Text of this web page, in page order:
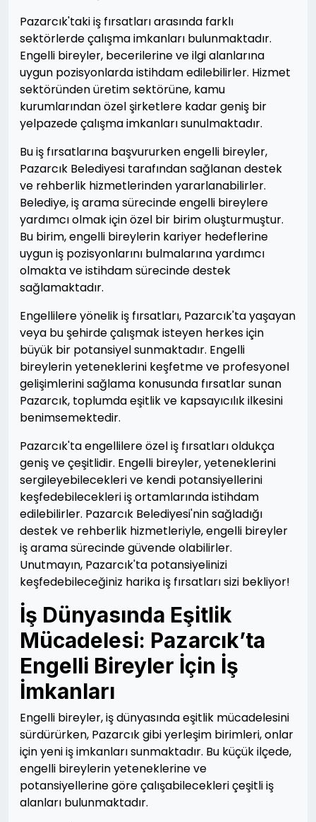
Pazarcık'taki iş fırsatları arasında farklı
sektörlerde çalışma imkanları bulunmaktadır.
Engelli bireyler, becerilerine ve ilgi alanlarına
uygun pozisyonlarda istihdam edilebilirler. Hizmet
sektöründen üretim sektörüne, kamu
kurumlarından özel şirketlere kadar geniş bir
yelpazede çalışma imkanları sunulmaktadır.
Bu iş fırsatlarına başvururken engelli bireyler,
Pazarcık Belediyesi tarafından sağlanan destek
ve rehberlik hizmetlerinden yararlanabilirler.
Belediye, iş arama sürecinde engelli bireylere
yardımcı olmak için özel bir birim oluşturmuştur.
Bu birim, engelli bireylerin kariyer hedeflerine
uygun iş pozisyonlarını bulmalarına yardımcı
olmakta ve istihdam sürecinde destek
sağlamaktadır.
Engellilere yönelik iş fırsatları, Pazarcık'ta yaşayan
veya bu şehirde çalışmak isteyen herkes için
büyük bir potansiyel sunmaktadır. Engelli
bireylerin yeteneklerini keşfetme ve profesyonel
gelişimlerini sağlama konusunda fırsatlar sunan
Pazarcık, toplumda eşitlik ve kapsayıcılık ilkesini
benimsemektedir.
Pazarcık'ta engellilere özel iş fırsatları oldukça
geniş ve çeşitlidir. Engelli bireyler, yeteneklerini
sergileyebilecekleri ve kendi potansiyellerini
keşfedebilecekleri iş ortamlarında istihdam
edilebilirler. Pazarcık Belediyesi'nin sağladığı
destek ve rehberlik hizmetleriyle, engelli bireyler
iş arama sürecinde güvende olabilirler.
Unutmayın, Pazarcık'ta potansiyelinizi
keşfedebileceğiniz harika iş fırsatları sizi bekliyor!
İş Dünyasında Eşitlik
Mücadelesi: Pazarcık’ta
Engelli Bireyler İçin İş
İmkanları
Engelli bireyler, iş dünyasında eşitlik mücadelesini
sürdürürken, Pazarcık gibi yerleşim birimleri, onlar
için yeni iş imkanları sunmaktadır. Bu küçük ilçede,
engelli bireylerin yeteneklerine ve
potansiyellerine göre çalışabilecekleri çeşitli iş
alanları bulunmaktadır.